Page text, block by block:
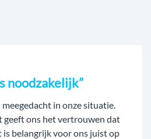
noodzakelijk”
in onze situatie.
geeft ons het vertrouwen dat
is belangrijk voor ons juist op